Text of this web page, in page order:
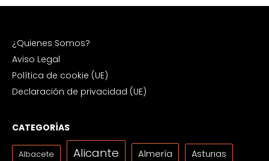
¿Quienes Somos?
Aviso Legal
Política de cookie (UE)
Declaración de privacidad (UE)
CATEGORÍAS
Albacete Alicante Almería Asturias